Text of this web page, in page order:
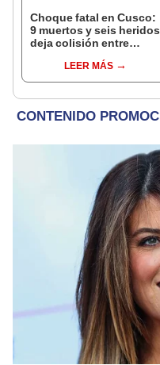
Choque fatal en Cusco:
9 muertos y seis heridos
deja colisión entre
EspinarLEER MÁS